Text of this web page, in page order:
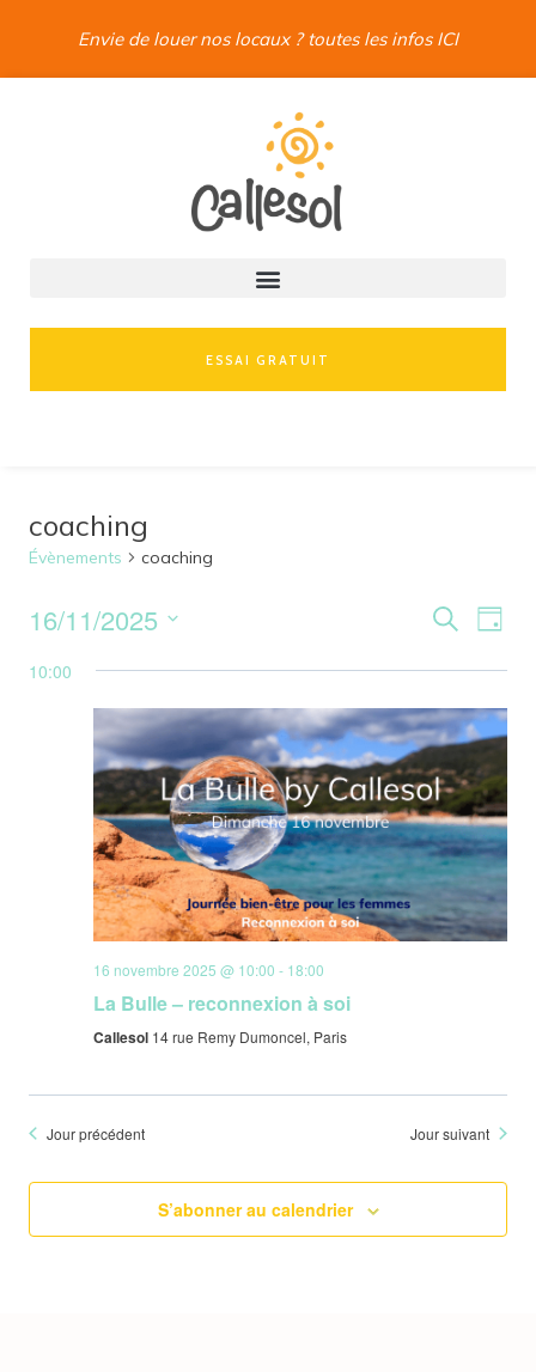
Envie de louer nos locaux ? toutes les infos ICI
ESSAI GRATUIT
coaching
Évènements coaching
et
de
vues
Recherche
de
Jour
16/11/2025
une
10:00
16 novembre 2025 @ 10:00 - 18:00
La Bulle – reconnexion à soi
Callesol 14 rue Remy Dumoncel, Paris
Jour précédent Jour suivant
S’abonner au calendrier